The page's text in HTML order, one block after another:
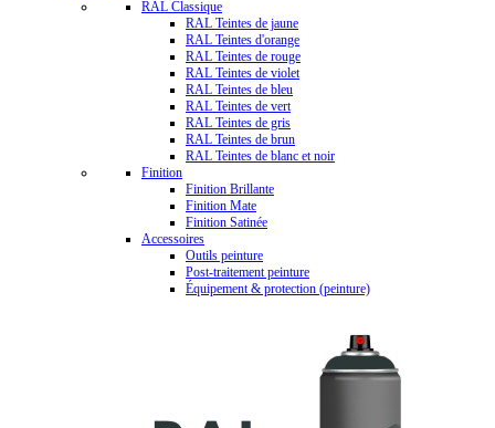
RAL Classique
RAL Teintes de jaune
RAL Teintes d'orange
RAL Teintes de rouge
RAL Teintes de violet
RAL Teintes de bleu
RAL Teintes de vert
RAL Teintes de gris
RAL Teintes de brun
RAL Teintes de blanc et noir
Finition
Finition Brillante
Finition Mate
Finition Satinée
Accessoires
Outils peinture
Post-traitement peinture
Équipement & protection (peinture)